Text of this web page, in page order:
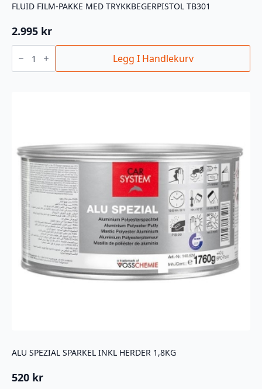
FLUID FILM-PAKKE MED TRYKKBEGERPISTOL TB301
2.995 kr
Fluid
Film-
pakke
med
Legg I Handlekurv
ALU SPEZIAL SPARKEL INKL HERDER 1,8KG
520 kr